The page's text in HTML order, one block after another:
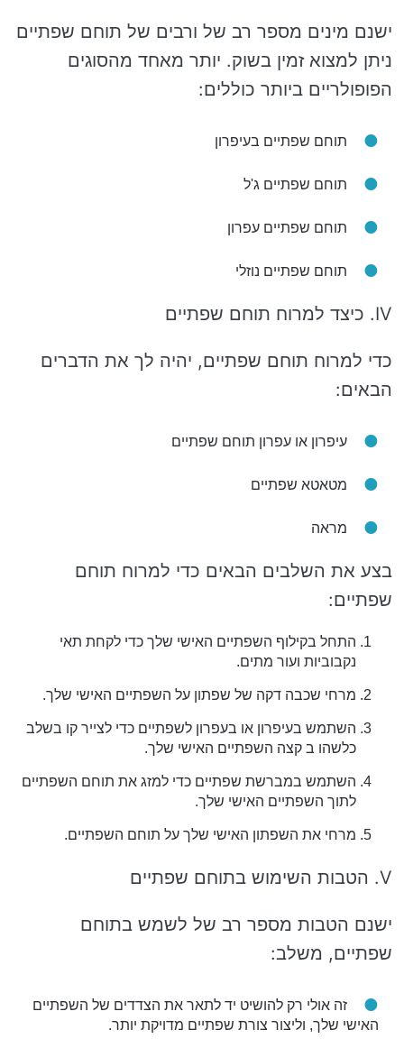
ישנם מינים מספר רב של ורבים של תוחם שפתיים
ניתן למצוא זמין בשוק. יותר מאחד מהסוגים
הפופולריים ביותר כוללים:
תוחם שפתיים בעיפרון
תוחם שפתיים ג'ל
תוחם שפתיים עפרון
תוחם שפתיים נוזלי
IV. כיצד למרוח תוחם שפתיים
כדי למרוח תוחם שפתיים, יהיה לך את הדברים
הבאים:
עיפרון או עפרון תוחם שפתיים
מטאטא שפתיים
מראה
בצע את השלבים הבאים כדי למרוח תוחם
שפתיים:
התחל בקילוף השפתיים האישי שלך כדי לקחת תאי
נקבוביות ועור מתים.
מרחי שכבה דקה של שפתון על השפתיים האישי שלך.
השתמש בעיפרון או בעפרון לשפתיים כדי לצייר קו בשלב
כלשהו ב קצה השפתיים האישי שלך.
השתמש במברשת שפתיים כדי למזג את תוחם השפתיים
לתוך השפתיים האישי שלך.
מרחי את השפתון האישי שלך על תוחם השפתיים.
V. הטבות השימוש בתוחם שפתיים
ישנם הטבות מספר רב של לשמש בתוחם
שפתיים, משלב:
זה אולי רק להושיט יד לתאר את הצדדים של השפתיים
האישי שלך, וליצור צורת שפתיים מדויקת יותר.